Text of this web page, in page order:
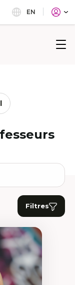
EN
Filtres